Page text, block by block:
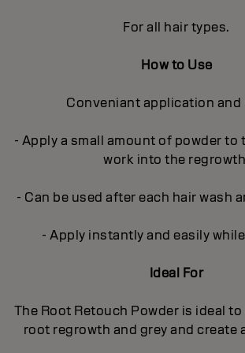
For all hair types.
How to Use
Conveniant application and
- Apply a small amount of powder to
work into the
- Can be used after each hair wash
- Apply instantly and easily
Ideal For
The Root Retouch Powder is ideal
root regrowth and grey and create